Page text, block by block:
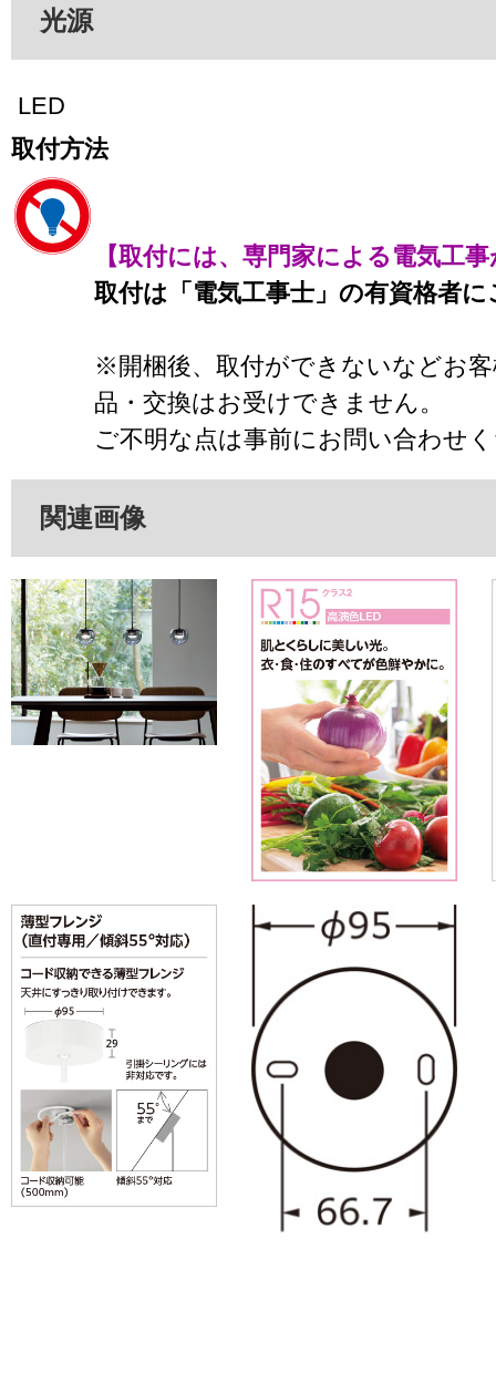
光源
LED
取付方法
【取付には、専門家による電気工
取付は「電気工事士」の有資格者
※開梱後、取付ができないなどお
品・交換はお受けできません。
ご不明な点は事前にお問い合わせ
関連画像